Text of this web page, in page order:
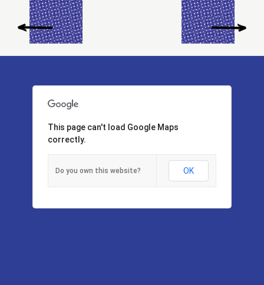
This page can't load Google Maps
correctly.
Do you own this website? OK